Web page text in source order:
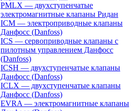
PMLX — двухступенчатые
электромагнитные клапаны Ридан
ICM — электроприводные клапаны
Данфосс (Danfoss)
ICS — сервоприводные клапаны с
пилотным управлением Данфосс
(Danfoss)
ICSH — двухступенчатые клапаны
Данфосс (Danfoss)
ICLX — двухступенчатые клапаны
Данфосс (Danfoss)
EVRA — электромагнитные клапаны